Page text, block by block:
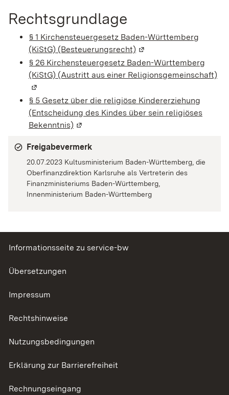
Rechtsgrundlage
§ 1 Kirchensteuergesetz Baden-Württemberg
(KiStG) (Besteuerungsrecht) (Wird in einem neuen
§ 26 Kirchensteuergesetz Baden-Württemberg
(KiStG) (Austritt aus einer Religionsgemeinschaft)
§ 5 Gesetz über die religiöse Kindererziehung
(Entscheidung des Kindes über sein religiöses
Bekenntnis) (Wird in einem neuen Fenster geöffnet)
Freigabevermerk
20.07.2023 Kultusministerium Baden-Württemberg, die
Oberfinanzdirektion Karlsruhe als Vertreterin des
Finanzministeriums Baden-Württemberg,
Innenministerium Baden-Württemberg
Informationsseite zu service-bw
Übersetzungen
Impressum
Rechtshinweise
Nutzungsbedingungen
Erklärung zur Barrierefreiheit
Rechnungseingang